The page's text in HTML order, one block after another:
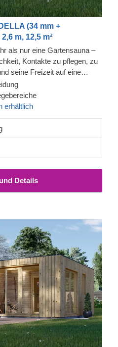
(34 mm +
m, 12,5 m²
als nur eine Gartensauna –
Kontakte zu pflegen, zu
seine Freizeit auf eine
Genießen Sie die
den Blick durch die
Sie dabei, wie die
unkomplizierte Körperpflege,
Ihre Familie zum längeren
ist eine
und Isolierung der
zudem ein elegantes,
erhältlich
Details